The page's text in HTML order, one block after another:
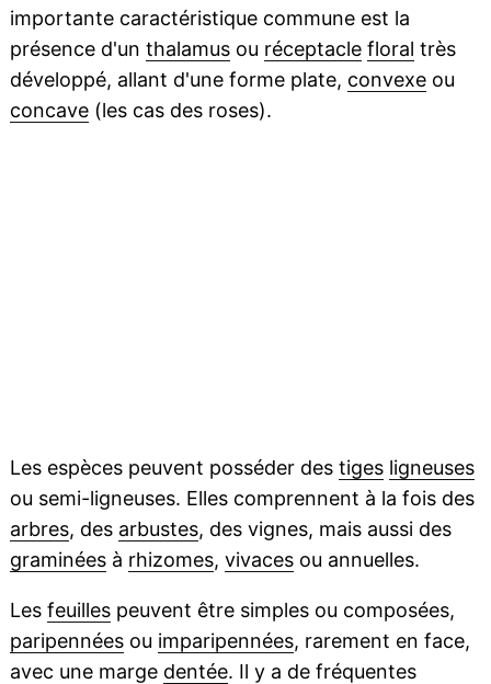
importante caractéristique commune est la
présence d'un thalamusou réceptacle floral très
développé, allant d'une forme plate, convexeou
concave(les cas des roses).
Les espèces peuvent posséder des tiges ligneuses
ou semi-ligneuses. Elles comprennent à la fois des
arbres, des arbustes, des vignes, mais aussi des
graminéesà rhizomes, vivacesou annuelles.
Les feuillespeuvent être simples ou composées,
paripennéesou imparipennées, rarement en face,
avec une marge dentée. Il y a de fréquentes